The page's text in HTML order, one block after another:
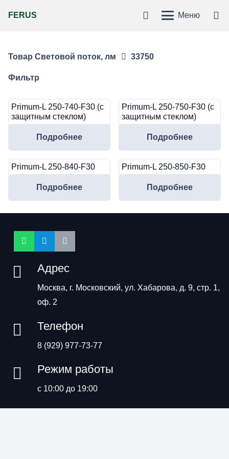
FERUS Меню
Товар Световой поток, лм 33750
Фильтр
Primum-L 250-740-F30 (с
защитным стеклом)
Подробнее
Primum-L 250-750-F30 (с
защитным стеклом)
Подробнее
Primum-L 250-840-F30
Подробнее
Primum-L 250-850-F30
Подробнее
Адрес
Москва, г. Московский, ул. Хабарова, д. 9, стр. 1,
оф. 2
Телефон
8 (929) 977-73-77
Режим работы
с 10:00 до 19:00